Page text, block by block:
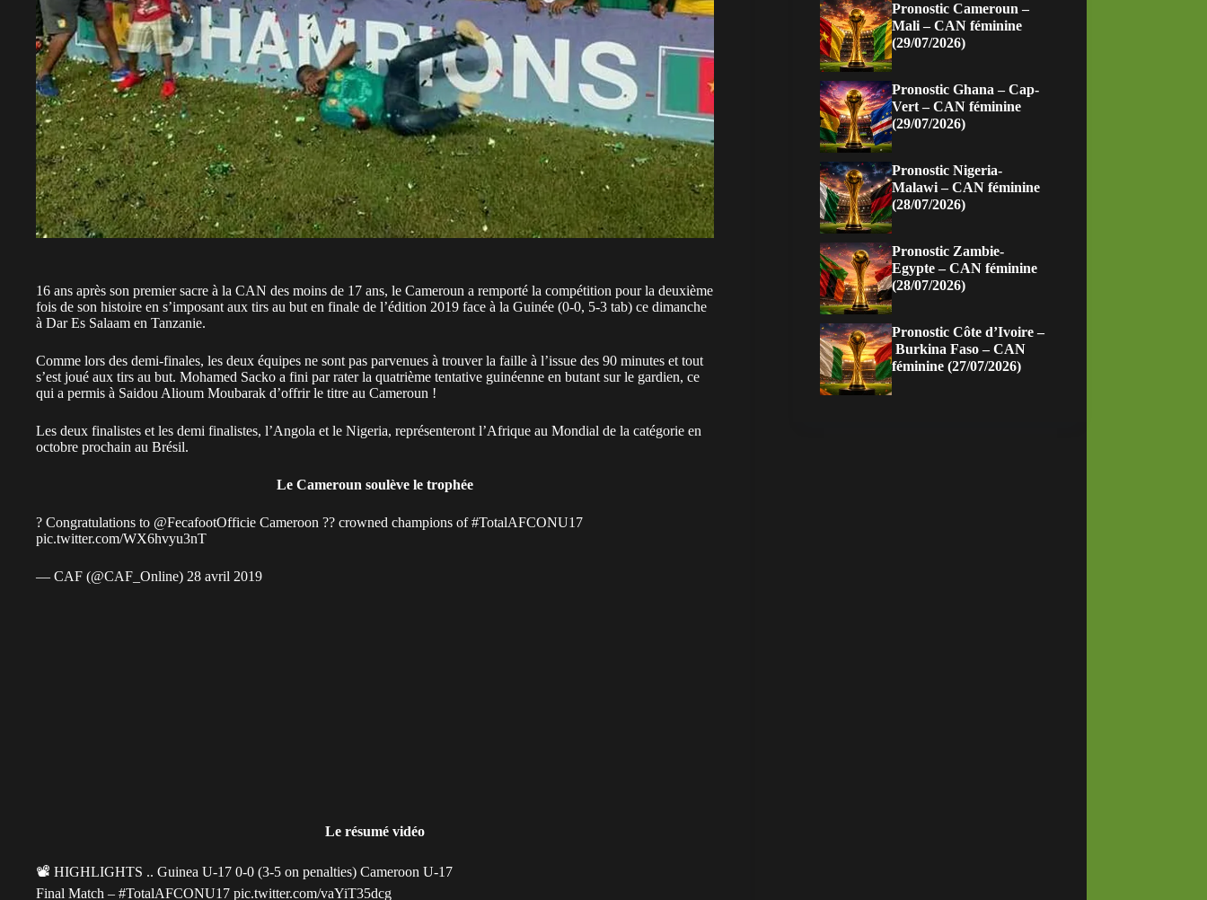
16 ans après son premier sacre à la CAN des moins de 17 ans, le Cameroun a remporté la compétition pour la deuxième
fois de son histoire en s’imposant aux tirs au but en finale de l’édition 2019 face à la Guinée (0-0, 5-3 tab) ce dimanche
à Dar Es Salaam en Tanzanie.
Comme lors des demi-finales, les deux équipes ne sont pas parvenues à trouver la faille à l’issue des 90 minutes et tout
s’est joué aux tirs au but. Mohamed Sacko a fini par rater la quatrième tentative guinéenne en butant sur le gardien, ce
qui a permis à Saidou Alioum Moubarak d’offrir le titre au Cameroun !
Les deux finalistes et les demi finalistes, l’Angola et le Nigeria, représenteront l’Afrique au Mondial de la catégorie en
octobre prochain au Brésil.
Le Cameroun soulève le trophée
? Congratulations to @FecafootOfficie Cameroon ⁦??⁩ crowned champions of ⁦#TotalAFCONU17
pic.twitter.com/WX6hvyu3nT
— CAF (@CAF_Online) 28 avril 2019
Le résumé vidéo
📽 HIGHLIGHTS .. Guinea U-17 0-0 (3-5 on penalties) Cameroon U-17
Final Match – #TotalAFCONU17 pic.twitter.com/vaYiT35dcg
Pronostic Cameroun –
Mali – CAN féminine
(29/07/2026)
Pronostic Ghana – Cap-
Vert – CAN féminine
(29/07/2026)
Pronostic Nigeria-
Malawi – CAN féminine
(28/07/2026)
Pronostic Zambie-
Egypte – CAN féminine
(28/07/2026)
Pronostic Côte d’Ivoire –
Burkina Faso – CAN
féminine (27/07/2026)